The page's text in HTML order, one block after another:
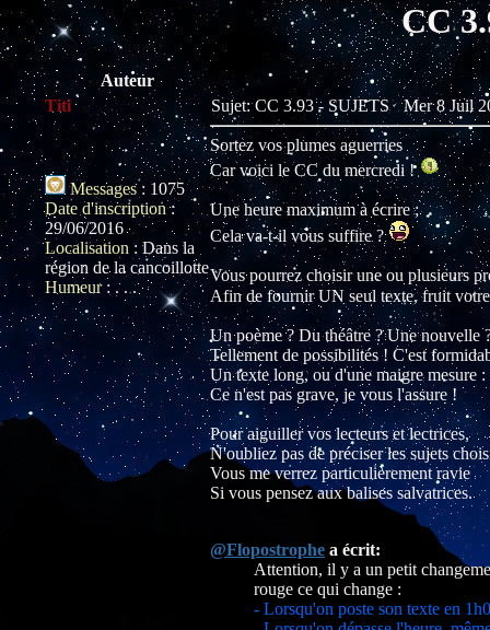
CC
Auteur
Titi
Messages : 1075
Date d'inscription:
29/06/2016
Localisation : Dans la
région de la cancoillotte
Humeur: . . .
Sujet: CC 3.93 - SUJETSMer 8 Juil
Sortez vos plumes aguerries
Car voici le CC du mercredi !
Une heure maximum à écrire ;
Cela va-t-il vous suffire ?
Vous pourrez choisir une ou plusieurs
Afin de fournir UN seul texte, fruit
Un poème ? Du théâtre ? Une nouvelle
Tellement de possibilités ! C'est
Un texte long, ou d'une maigre mesure :
Ce n'est pas grave, je vous l'assure !
Pour aiguiller vos lecteurs et lectrices,
N'oubliez pas de préciser les sujets
Vous me verrez particulièrement ravie
Si vous pensez aux balises salvatrices.
@Flopostrophe a écrit:
Attention, il y a un petit
rouge ce qui change :
- Lorsqu'on poste son texte en